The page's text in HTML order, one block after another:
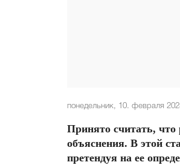
понедельник, 10. февраля
Принято считать, что
объяснения. В этой
претендуя на ее